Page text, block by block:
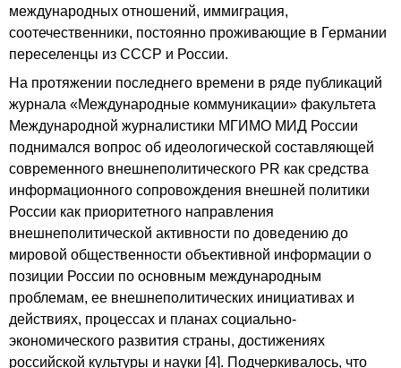
международных отношений, иммиграция,
соотечественники, постоянно проживающие в Германии
переселенцы из СССР и России.
На протяжении последнего времени в ряде публикаций
журнала «Международные коммуникации» факультета
Международной журналистики МГИМО МИД России
поднимался вопрос об идеологической составляющей
современного внешнеполитического PR как средства
информационного сопровождения внешней политики
России как приоритетного направления
внешнеполитической активности по доведению до
мировой общественности объективной информации о
позиции России по основным международным
проблемам, ее внешнеполитических инициативах и
действиях, процессах и планах социально-
экономического развития страны, достижениях
российской культуры и науки [4]. Подчеркивалось, что